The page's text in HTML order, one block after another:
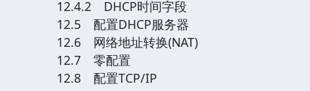
12.4.2 DHCP时间字段
12.5 配置DHCP服务器
12.6 网络地址转换(NAT)
12.7 零配置
12.8 配置TCP/IP